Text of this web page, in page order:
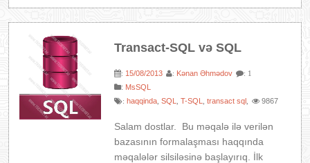
Transact-SQL və SQL
: 15/08/2013 : Kənan Əhmədov : 1
: MsSQL
: haqqinda ,SQL ,T-SQL ,transact sql 9867
Salam dostlar. Bu məqalə ilə verilən
bazasının formalaşması haqqında
məqalələr silsiləsinə başlayırıq. İlk